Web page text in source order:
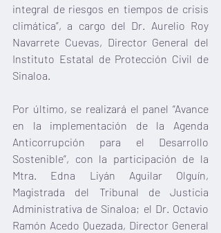
integral de riesgos en tiempos de crisis
climática”, a cargo del Dr. Aurelio Roy
Navarrete Cuevas, Director General del
Instituto Estatal de Protección Civil de
Sinaloa.
Por último, se realizará el panel “Avance
en la implementación de la Agenda
Anticorrupción para el Desarrollo
Sostenible”, con la participación de la
Mtra. Edna Liyán Aguilar Olguín,
Magistrada del Tribunal de Justicia
Administrativa de Sinaloa; el Dr. Octavio
Ramón Acedo Quezada, Director General